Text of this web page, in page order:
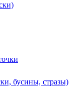
бусины, стразы)